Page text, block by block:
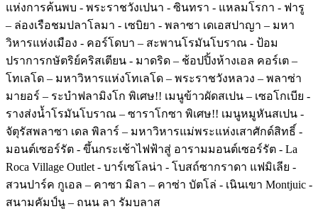
แห่งการค้นพบ - พระราชวังเปนา - ซินทรา - แหลมโรกา - ฟารู
– ล่องเรือชมปลาโลมา - เซบิยา - พลาซา เดเอสปาญา – มหา
วิหารแห่งเมือง - คอร์โดบา – สะพานโรมันโบราณ - ป้อม
ปราการกษัตริย์คริสเตียน - มาดริด – ช้อปปิ้งห้างเอล คอร์เต –
โทเลโด – มหาวิหารแห่งโทเลโด – พระราชวังหลวง – พลาซ่า
มายอร์ – ระบำฟลามิงโก พิเศษ!! เมนูข้าวผัดสเปน – เซอโกเบีย -
รางส่งน้ำโรมันโบราณ – ซาราโกซา พิเศษ!! เมนูหมูหันสเปน -
จัตุรัสพลาซา เดล พิลาร์ – มหาวิหารแม่พระแห่งเสาศักด์สิทธิ์ -
มอนต์เซอร์รัต - ขึ้นกระเช้าไฟฟ้าสู่ อารามมอนต์เซอร์รัต - La
Roca Village Outlet - บาร์เซโลน่า - โบสถ์ซากราดา แฟมิเลีย -
สวนปาร์ค กูเอล – คาซา มิลา – คาซ่า บัตโล่ - เนินเขา Montjuic -
สนามคัมป์นู – ถนน ลา รัมบลาส